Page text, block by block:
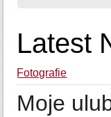
Latest
Fotografie
Moje